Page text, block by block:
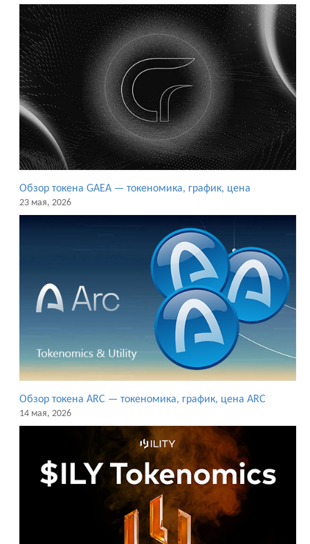
Обзор токена GAEA — токеномика, график, цена
23 мая, 2026
Обзор токена ARC — токеномика, график, цена ARC
14 мая, 2026